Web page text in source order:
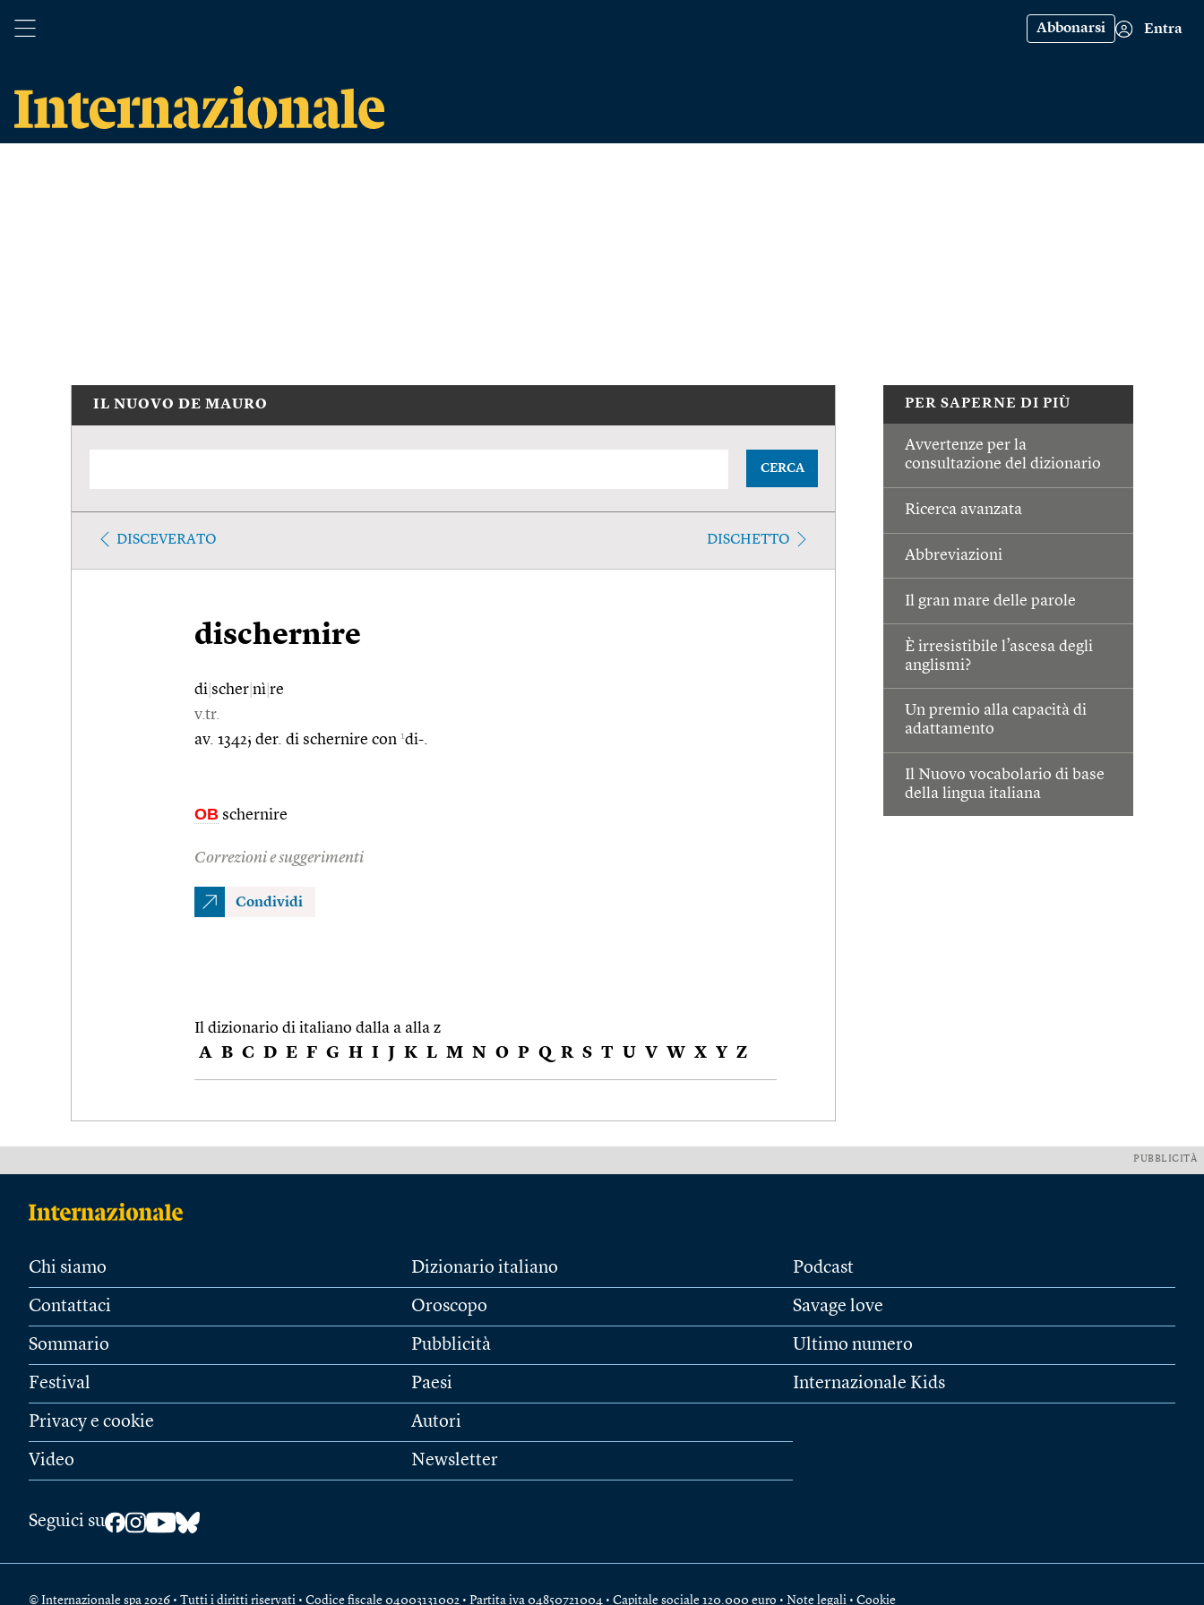
Abbonarsi Entra
PER SAPERNE DI PIÙ
Avvertenze per la
consultazione del dizionario
Ricerca avanzata
Abbreviazioni
Il gran mare delle parole
È irresistibile l’ascesa degli
anglismi?
Un premio alla capacità di
adattamento
Il Nuovo vocabolario di base
della lingua italiana
IL NUOVO DE MAURO
CERCA
DISCEVERATO DISCHETTO
dischernire
di scher nì re
v.tr.
av. 1342; der. di schernire con 1di-.
OB schernire
Correzioni e suggerimenti
Condividi
Il dizionario di italiano dalla a alla z
A B C D E F G H I J K L M N O P Q R S T U V W X Y Z
PUBBLICITÀ
Chi siamo
Contattaci
Sommario
Festival
Privacy e cookie
Video
Dizionario italiano
Oroscopo
Pubblicità
Paesi
Autori
Newsletter
Podcast
Savage love
Ultimo numero
Internazionale Kids
Seguici su
© Internazionale spa 2026 • Tutti i diritti riservati • Codice fiscale 04003131002 • Partita iva 04850721004 • Capitale sociale 120.000 euro • Note legali • Cookie